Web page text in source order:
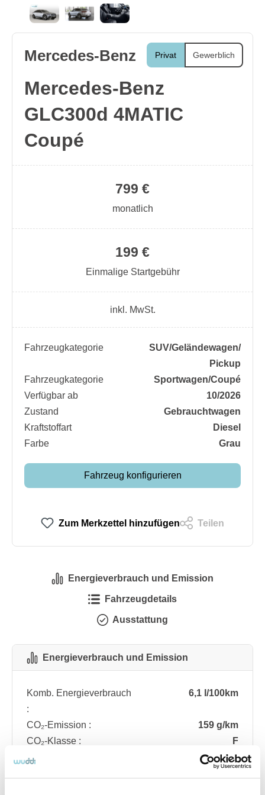
Privat Gewerblich
Mercedes-Benz
Mercedes-Benz
GLC300d 4MATIC
Coupé
199 €
Einmalige Startgebühr
799 €
monatlich
inkl. MwSt.
Fahrzeugkategorie
SUV/​Geländewagen/​
Pickup
Fahrzeugkategorie
Sportwagen/​Coupé
Verfügbar ab
10/2026
Zustand
Gebrauchtwagen
Kraftstoffart
Diesel
Farbe
Grau
Fahrzeug konfigurieren
Zum Merkzettel hinzufügen Teilen
Energieverbrauch und Emission
Fahrzeugdetails
Ausstattung
Energieverbrauch und Emission
Komb. Energieverbrauch
:
6,1 l/100km
CO₂-Emission :
159 g/km
CO₂-Klasse :
F